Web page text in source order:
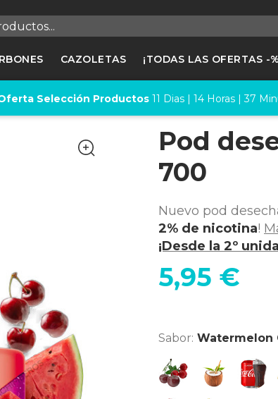
CAZOLETAS ¡TODAS LAS OFERTAS -
Selección Productos 11 Dias | 14Horas |37
Pod
700
Nuevo pod
2% de nicotina!
¡Desde la 2º
5,95 €
Sabor: Watermelon
Cherry Cranberry
CocolocoCola
hacer login para guardar productos en tu lista de
Cancelar